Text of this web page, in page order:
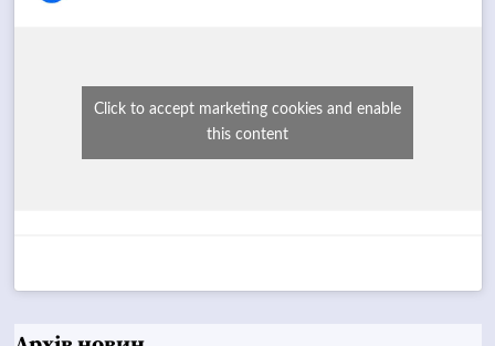
Click to accept marketing cookies and enable
this content